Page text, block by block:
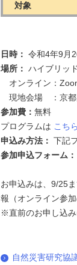
対象
日時： 令和4年9月
場所： ハイブリッ
オンライン：
現地会場 ：京都
参加費： 無料
プログラムは こちら
申込み方法： 下記
参加申込フォーム：
お申込みは、9/25
報（オンライン参
※直前のお申し込み
自然災害研究協